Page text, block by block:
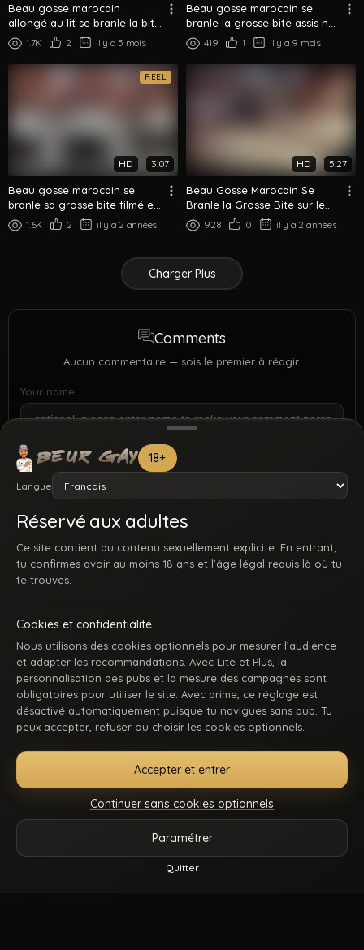
18+
Langue
Réservé aux adultes
Ce site contient du contenu sexuellement explicite. En entrant,
tu confirmes avoir au moins 18 ans et l’âge légal requis là où tu
te trouves.
Cookies et confidentialité
Nous utilisons des cookies optionnels pour mesurer l’audience
et adapter les recommandations. Avec Lite et Plus, la
personnalisation des pubs et la mesure des campagnes sont
obligatoires pour utiliser le site. Avec prime, ce réglage est
désactivé automatiquement puisque tu navigues sans pub. Tu
peux accepter, refuser ou choisir les cookies optionnels.
Accepter et entrer
Continuer sans cookies optionnels
Paramétrer
Quitter
Beau gosse marocain
allongé au lit se branle la bite
- Branlette nocturne
1.7K 2 il y a 5 mois
Beau gosse marocain se
branle la grosse bite assis nu
par terre
419 1 il y a 9 mois
REEL
HD 3:07
Beau gosse marocain se
branle sa grosse bite filmé en
contre-plongée
1.6K 2 il y a 2 années
HD 5:27
Beau Gosse Marocain Se
Branle la Grosse Bite sur le
Canapé Striptease Boxer
928 0 il y a 2 années
Charger Plus
Comments
Aucun commentaire — sois le premier à réagir.
Your name
ACCUEIL INSCRIPTION SE CONNECTER SUPPORT / CONTACT
CONDITIONS D’UTILISATION
DMCA 18 U.S.C. 2257
GÉRER MES COOKIES
La première communauté en ligne dédiée au porno gay beur et métissé : des
keums du bled, des rebeus bien montés, des lascars actifs, des passifs
affamés, et du sexe hard comme tu kiffes. Pose-toi, mate, et régale-toi. Balance-
- Tous droits sont réservés.
Reels